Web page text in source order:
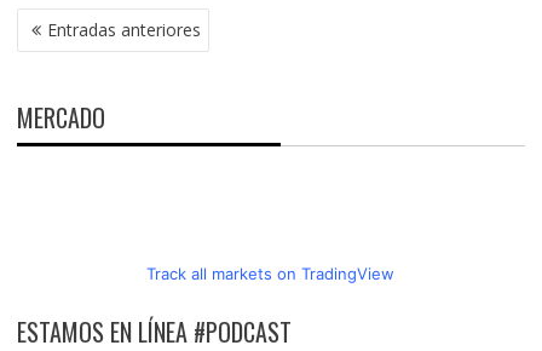
NAVEGACIÓN
DE Entradas anteriores
MERCADO
Track all markets on TradingView
ESTAMOS EN LÍNEA #PODCAST